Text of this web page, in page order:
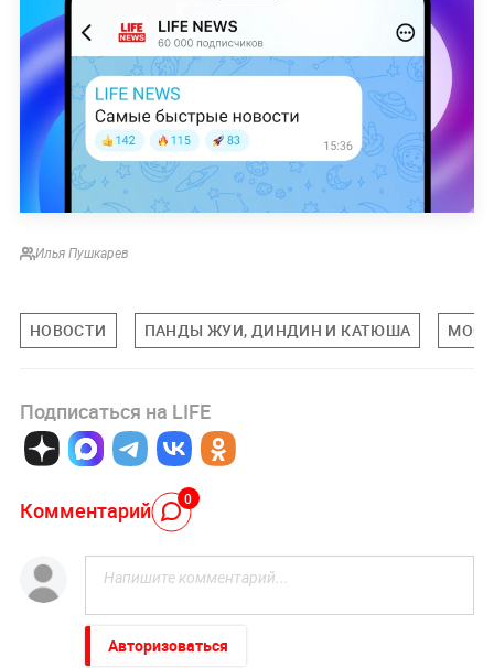
Илья Пушкарев
НОВОСТИ ПАНДЫ ЖУИ, ДИНДИН И КАТЮША
Подписаться на LIFE
Комментарий 0
Авторизоваться